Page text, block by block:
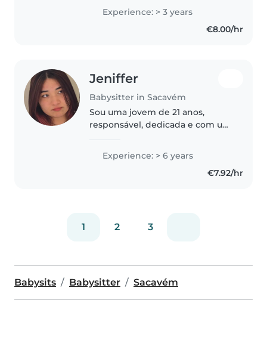
escolar e adolescentes. Falo
espanhol, inglês e português.
Experience: > 3 years
€8.00/hr
Jeniffer
Babysitter in Sacavém
Sou uma jovem de 21 anos,
responsável, dedicada e com um
Desde cedo desenvolvi uma
ligação muito especial com os
mais pequenos, especialmente
Experience: > 6 years
€7.92/hr
1 2 3
Babysits Babysitter Sacavém